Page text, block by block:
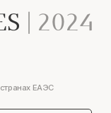
| 2024
ЕАЭС